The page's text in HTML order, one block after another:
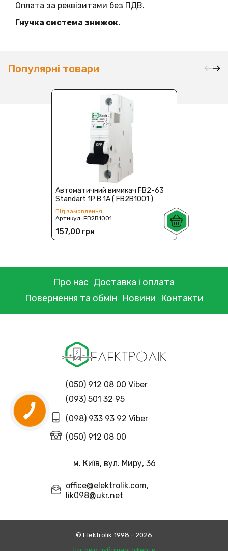
Оплата за реквізитами без ПДВ.
Гнучка система знижок.
Популярні товари
Автоматичний вимикач FB2-63
Standart 1P B 1А ( FB2B1001 )
Під замовлення
Артикул:FB2B1001
157,00 грн
Про нас Доставка і оплата
Повернення та обмін Новини Контакти
(050) 912 08 00 Viber
(093) 501 32 95
(098) 933 93 92 Viber
(050) 912 08 00
м. Київ, вул. Миру, 36
office@elektrolik.com,
lik098@ukr.net
© Еlektrolik 1998 - 2026